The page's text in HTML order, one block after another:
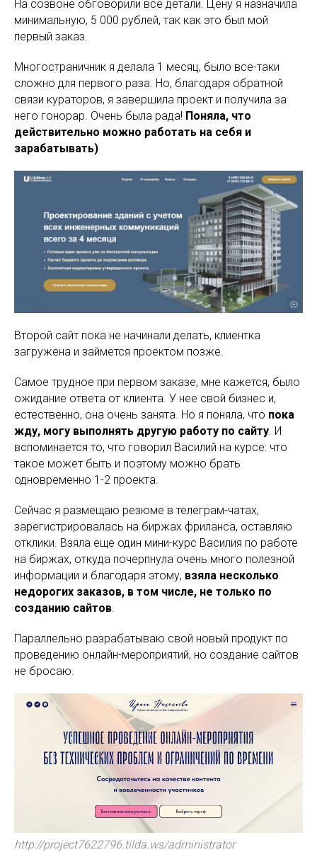
На созвоне обговорили все детали. Цену я назначила
минимальную, 5 000 рублей, так как это был мой
первый заказ.
Многостраничник я делала 1 месяц, было все-таки
сложно для первого раза. Но, благодаря обратной
связи кураторов, я завершила проект и получила за
него гонорар. Очень была рада! Поняла, что
действительно можно работать на себя и
зарабатывать)
Второй сайт пока не начинали делать, клиентка
загружена и займется проектом позже.
Самое трудное при первом заказе, мне кажется, было
ожидание ответа от клиента. У нее свой бизнес и,
естественно, она очень занята. Но я поняла, что пока
жду, могу выполнять другую работу по сайту . И
вспоминается то, что говорил Василий на курсе: что
такое может быть и поэтому можно брать
одновременно 1-2 проекта.
Сейчас я размещаю резюме в телеграм-чатах,
зарегистрировалась на биржах фриланса, оставляю
отклики. Взяла еще один мини-курс Василия по работе
на биржах, откуда почерпнула очень много полезной
информации и благодаря этому, взяла несколько
недорогих заказов, в том числе, не только по
созданию сайтов
Параллельно разрабатываю свой новый продукт по
проведению онлайн-мероприятий, но создание сайтов
не бросаю.
http://project7622796.tilda.ws/administrator